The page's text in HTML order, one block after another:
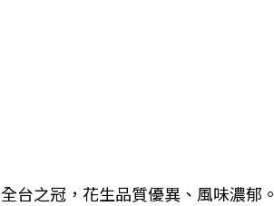
台之冠，花生品質優異、風味濃郁。